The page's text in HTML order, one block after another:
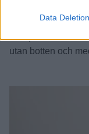
Data Deletion
Basque burnt
Basque
utan botten och